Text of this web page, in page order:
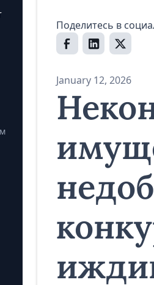
Поделитесь в
January 12, 2026